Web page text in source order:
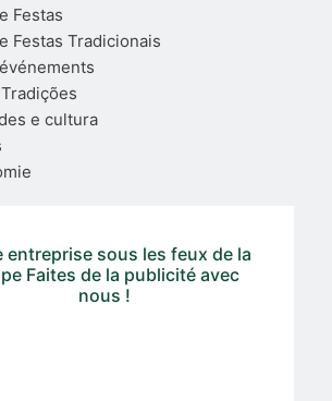
Festas
Festas Tradicionais
e cultura
entreprise sous les feux de la
Faites de la publicité avec
nous !